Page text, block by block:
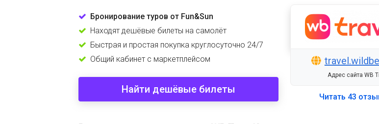
Бронирование туров от Fun&Sun
Находят дешёвые билеты на самолёт
Быстрая и простая покупка круглосуточно 24/7
Общий кабинет с маркетплейсом
Найти дешёвые билеты
Адрес сайта WB
Читать 43